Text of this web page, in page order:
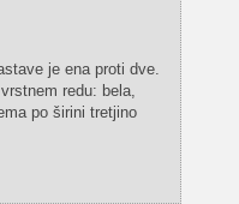
je ena proti dve.
redu: bela,
po širini tretjino